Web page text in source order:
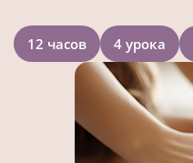
12 часов 4 урока